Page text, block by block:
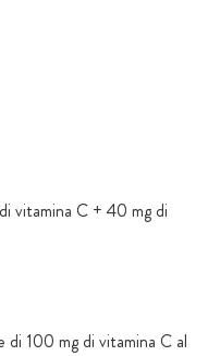
vitamina C + 40 mg di
di 100 mg di vitamina C al